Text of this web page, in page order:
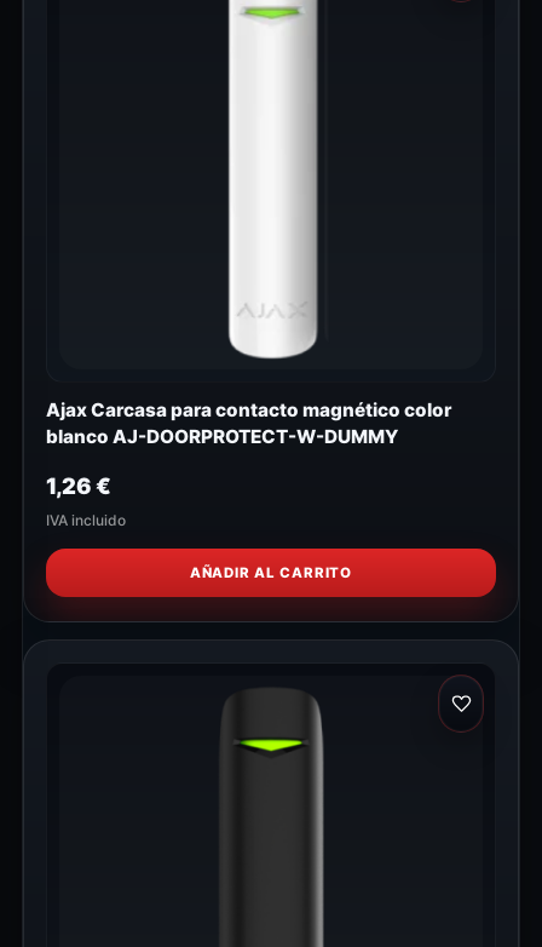
Ajax Carcasa para contacto magnético color
blanco AJ-DOORPROTECT-W-DUMMY
1,26€
IVA incluido
AÑADIR AL CARRITO